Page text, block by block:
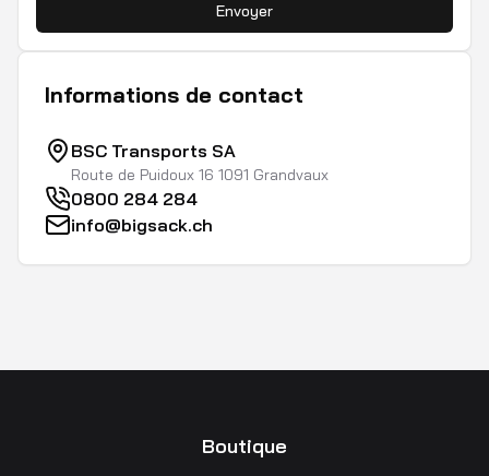
Envoyer
Informations de contact
BSC Transports SA
Route de Puidoux 16 1091 Grandvaux
0800 284 284
info@bigsack.ch
Boutique